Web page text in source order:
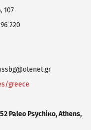
107
220
greece
Paleo Psychiκo, Athens,